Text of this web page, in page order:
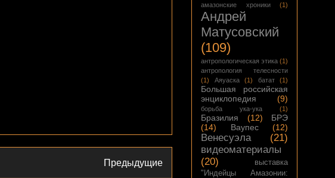
Предыдущие
амазонские хроники (1)
Андрей
Матусовский
(109)
антропологическая этика (1)
антропология телесности
(1)
Аяуаска (1) батат (1)
Большая российская
энциклопедия
(9)
борьба ука-ука (1)
Бразилия (12)
БРЭ
(14)
Ваупес (12)
Венесуэла
(21)
видеоматериалы
(20)
выставка
"Индейцы Амазонии: